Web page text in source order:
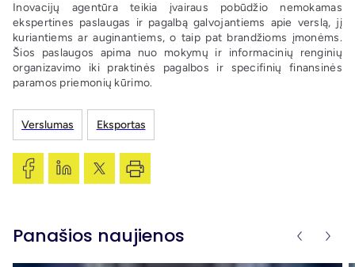
Inovacijų agentūra teikia įvairaus pobūdžio nemokamas
ekspertines paslaugas ir pagalbą galvojantiems apie verslą, jį
kuriantiems ar auginantiems, o taip pat brandžioms įmonėms.
Šios paslaugos apima nuo mokymų ir informacinių renginių
organizavimo iki praktinės pagalbos ir specifinių finansinės
paramos priemonių kūrimo.
Verslumas Eksportas
Panašios naujienos